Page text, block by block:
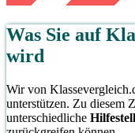
Was Sie auf
wird
Wir von
unterstützen. Zu diesem
unterschiedliche